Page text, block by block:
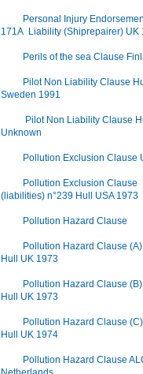
Personal Injury
171A Liability (Shiprepairer) UK
Perils of the sea Clause
Pilot Non Liability Clause
Sweden 1991
Pilot Non Liability Clause
Unknown
Pollution Exclusion Clause
Pollution Exclusion Clause
(liabilities) n°239 Hull USA 1973
Pollution Hazard Clause
Pollution Hazard Clause
Hull UK 1973
Pollution Hazard Clause
Hull UK 1973
Pollution Hazard Clause
Hull UK 1974
Pollution Hazard Clause